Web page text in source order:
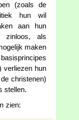
(zoals de
hun wil
aan hun
zinloos, als
maken
verliezen hun
christenen)
stellen.
zien: